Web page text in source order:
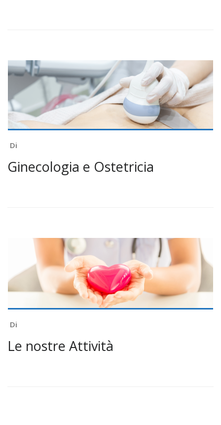
Di
Ginecologia e Ostetricia
Di
Le nostre Attività